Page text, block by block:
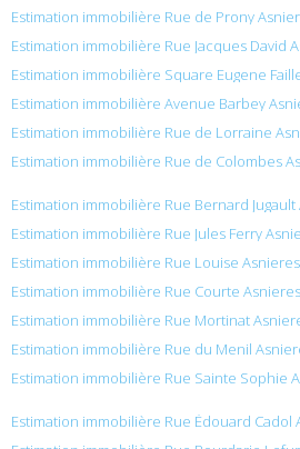
Estimation immobilière Rue de Prony
Estimation immobilière Rue Jacques David
Estimation immobilière Square Eugene
Estimation immobilière Avenue Barbey
Estimation immobilière Rue de Lorraine
Estimation immobilière Rue de Colombes
Estimation immobilière Rue Bernard
Estimation immobilière Rue Jules Ferry
Estimation immobilière Rue Louise
Estimation immobilière Rue Courte
Estimation immobilière Rue Mortinat
Estimation immobilière Rue du Menil
Estimation immobilière Rue Sainte Sophie
Estimation immobilière Rue Édouard Cadol